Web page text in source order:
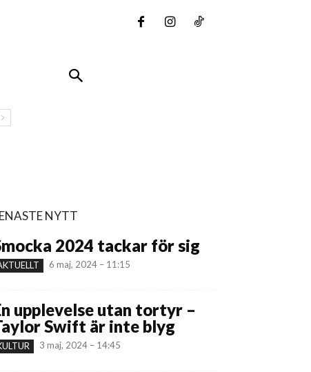
NYTT
2024 tackar för sig
6 maj, 2024 – 11:15
upplevelse utan tortyr –
Swift är inte blyg
3 maj, 2024 – 14:45